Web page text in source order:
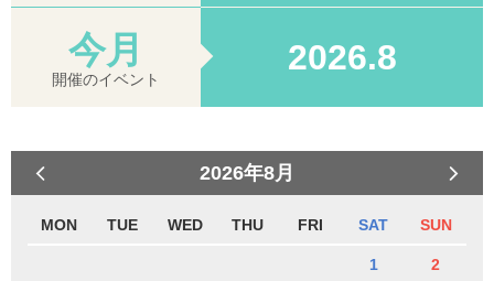
今月
開催のイベント
2026.8
2026年8月
MON TUE WED THU FRI SAT SUN
1 2